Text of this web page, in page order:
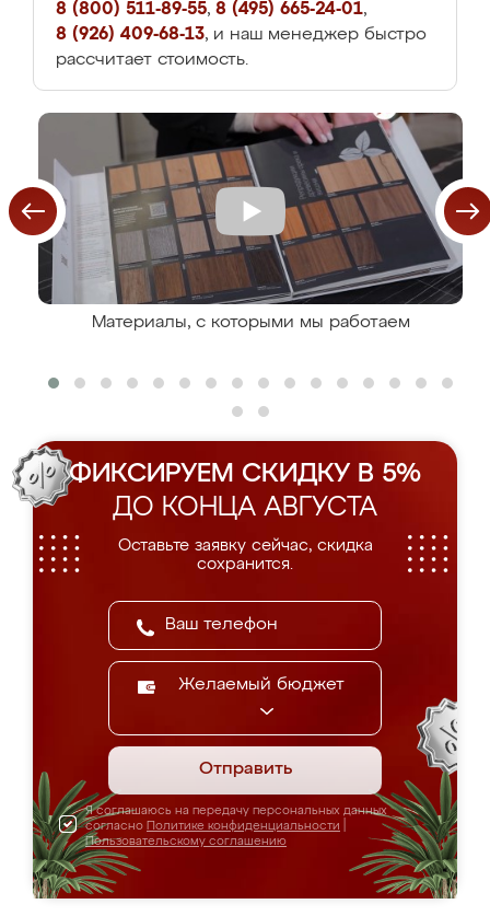
8 (800) 511-89-55, 8 (495) 665-24-01,
8 (926) 409-68-13, и наш менеджер быстро
рассчитает стоимость.
Материалы, с которыми мы работаем
ФИКСИРУЕМ СКИДКУ В 5%
ДО КОНЦА АВГУСТА
Оставьте заявку сейчас, скидка
сохранится.
Желаемый бюджет
Отправить
Я соглашаюсь на передачу персональных данных
согласно Политике конфиденциальности
Пользовательскому соглашению